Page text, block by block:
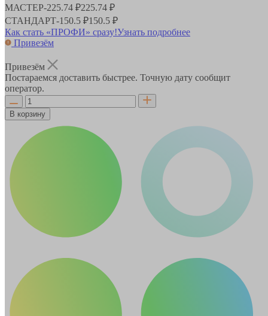
МАСТЕР-225.74 ₽225.74 ₽
СТАНДАРТ-150.5 ₽150.5 ₽
Как стать «ПРОФИ» сразу!Узнать подробнее
Привезём
Привезём
Постараемся доставить быстрее. Точную дату сообщит
оператор.
В корзину